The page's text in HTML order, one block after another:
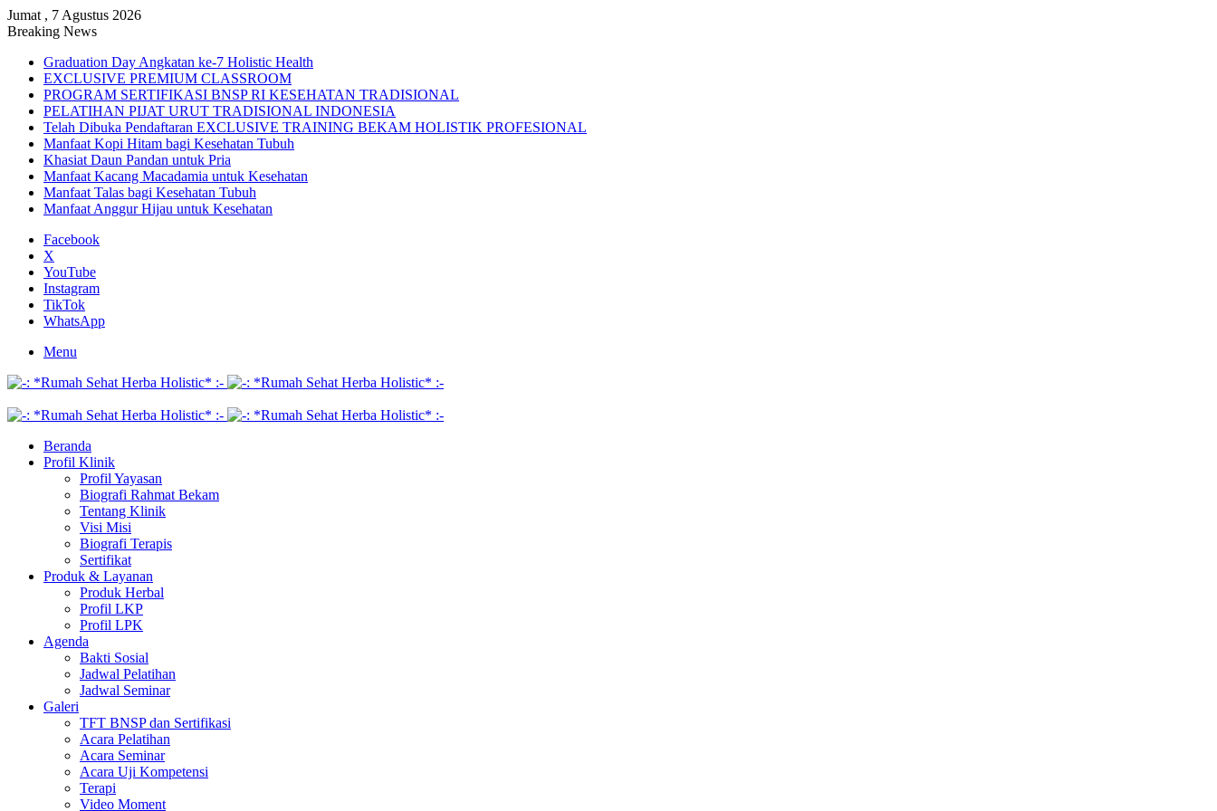
Jumat , 7 Agustus 2026
Breaking News
Graduation Day Angkatan ke-7 Holistic Health
EXCLUSIVE PREMIUM CLASSROOM
PROGRAM SERTIFIKASI BNSP RI KESEHATAN TRADISIONAL
PELATIHAN PIJAT URUT TRADISIONAL INDONESIA
Telah Dibuka Pendaftaran EXCLUSIVE TRAINING BEKAM HOLISTIK PROFESIONAL
Manfaat Kopi Hitam bagi Kesehatan Tubuh
Khasiat Daun Pandan untuk Pria
Manfaat Kacang Macadamia untuk Kesehatan
Manfaat Talas bagi Kesehatan Tubuh
Manfaat Anggur Hijau untuk Kesehatan
Facebook
X
YouTube
Instagram
TikTok
WhatsApp
Menu
Beranda
Profil Klinik
Profil Yayasan
Biografi Rahmat Bekam
Tentang Klinik
Visi Misi
Biografi Terapis
Sertifikat
Produk & Layanan
Produk Herbal
Profil LKP
Profil LPK
Agenda
Bakti Sosial
Jadwal Pelatihan
Jadwal Seminar
Galeri
TFT BNSP dan Sertifikasi
Acara Pelatihan
Acara Seminar
Acara Uji Kompetensi
Terapi
Video Moment